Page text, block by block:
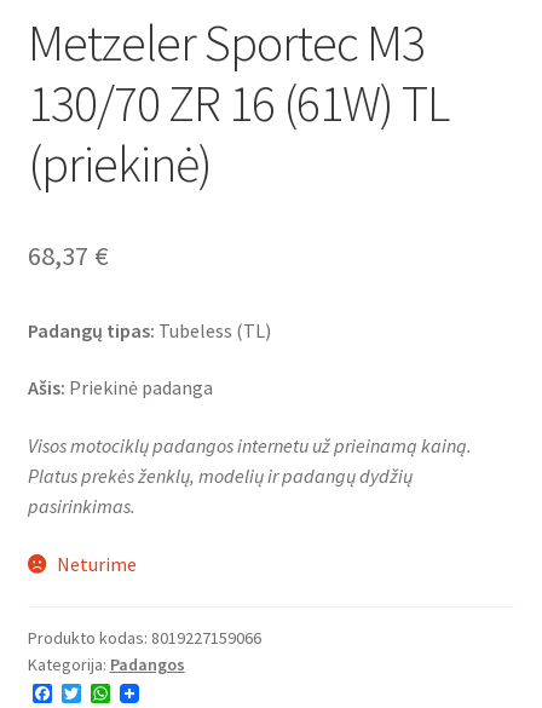
Metzeler Sportec M3
130/70 ZR 16 (61W) TL
(priekinė)
68,37 €
Padangų tipas: Tubeless (TL)
Ašis: Priekinė padanga
Visos motociklų padangos internetu už prieinamą kainą.
Platus prekės ženklų, modelių ir padangų dydžių
pasirinkimas.
Neturime
Produkto kodas: 8019227159066
Kategorija: Padangos
F
T
W